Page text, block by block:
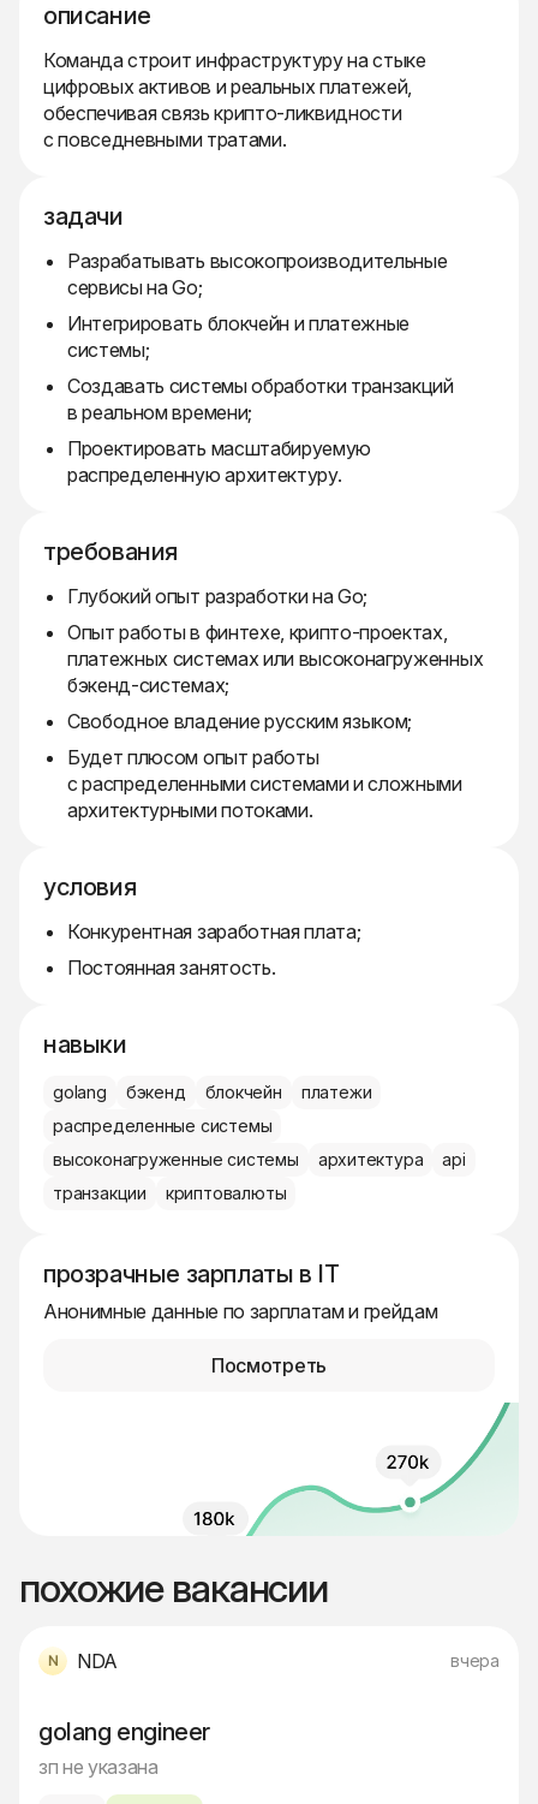
описание
Команда строит инфраструктуру на стыке
цифровых активов и реальных платежей,
обеспечивая связь крипто-ликвидности
с повседневными тратами.
задачи
Разрабатывать высокопроизводительные
сервисы на Go;
Интегрировать блокчейн и платежные
системы;
Создавать системы обработки транзакций
в реальном времени;
Проектировать масштабируемую
распределенную архитектуру.
требования
Глубокий опыт разработки на Go;
Опыт работы в финтехе, крипто-проектах,
платежных системах или высоконагруженных
бэкенд-системах;
Свободное владение русским языком;
Будет плюсом опыт работы
с распределенными системами и сложными
архитектурными потоками.
условия
Конкурентная заработная плата;
Постоянная занятость.
навыки
golang бэкенд блокчейн
платежи
распределенные системы
высоконагруженные системы
архитектура
api
транзакции
криптовалюты
прозрачные зарплаты в IT
Анонимные данные по зарплатам и грейдам
Посмотреть
похожие вакансии
NDA вчера
golang engineer
зп не указана